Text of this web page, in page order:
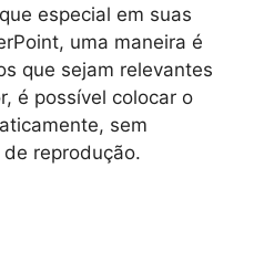
especial em suas
uma maneira é
que sejam relevantes
é possível colocar o
sem
reprodução.